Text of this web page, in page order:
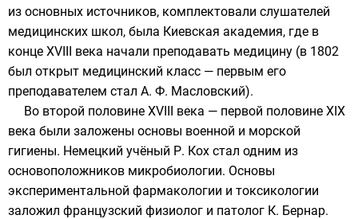
из основных источников, комплектовали слушателей
медицинских школ, была Киевская академия, где в
конце XVIII века начали преподавать медицину (в 1802
был открыт медицинский класс — первым его
преподавателем стал А. Ф. Масловский).
Во второй половине XVIII века — первой половине XIX
века были заложены основы военной и морской
гигиены. Немецкий учёный Р. Кох стал одним из
основоположников микробиологии. Основы
экспериментальной фармакологии и токсикологии
заложил французский физиолог и патолог К. Бернар.